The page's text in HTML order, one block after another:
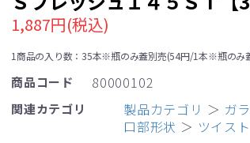
1,887円(税込)
1商品の入り数：35本※瓶のみ蓋別売(54円/1本※瓶のみ
商品コード 80000102
関連カテゴリ 製品カテゴリ ＞ ガ
口部形状 ＞ ツイスト